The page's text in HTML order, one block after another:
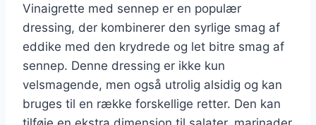
Vinaigrette med sennep er en populær
dressing, der kombinerer den syrlige smag af
eddike med den krydrede og let bitre smag af
sennep. Denne dressing er ikke kun
velsmagende, men også utrolig alsidig og kan
bruges til en række forskellige retter. Den kan